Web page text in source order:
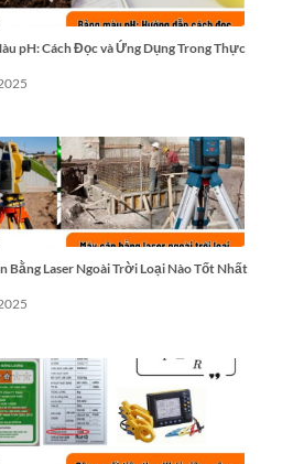
pH: Cách Đọc và Ứng Dụng Trong Thực
Bằng Laser Ngoài Trời Loại Nào Tốt Nhất